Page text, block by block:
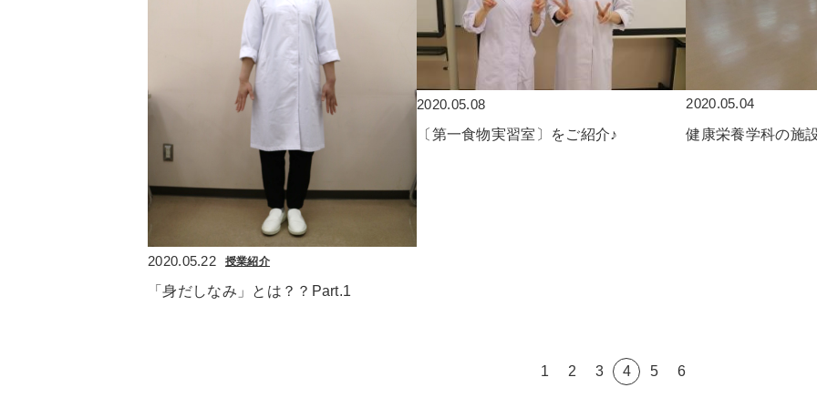
2020.05.22 授業紹介
「身だしなみ」とは？？Part.1
2020.05.08
〔第一食物実習室〕をご紹介♪
2020.05.04
健康栄養学科の施
1 2 3 4 5 6